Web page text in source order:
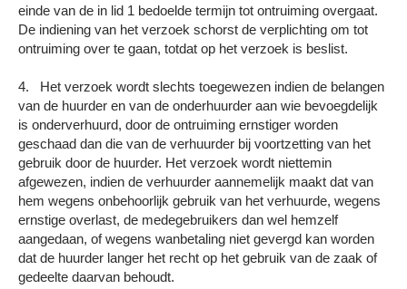
einde van de in lid 1 bedoelde termijn tot ontruiming overgaat.
De indiening van het verzoek schorst de verplichting om tot
ontruiming over te gaan, totdat op het verzoek is beslist.
4. Het verzoek wordt slechts toegewezen indien de belangen
van de huurder en van de onderhuurder aan wie bevoegdelijk
is onderverhuurd, door de ontruiming ernstiger worden
geschaad dan die van de verhuurder bij voortzetting van het
gebruik door de huurder. Het verzoek wordt niettemin
afgewezen, indien de verhuurder aannemelijk maakt dat van
hem wegens onbehoorlijk gebruik van het verhuurde, wegens
ernstige overlast, de medegebruikers dan wel hemzelf
aangedaan, of wegens wanbetaling niet gevergd kan worden
dat de huurder langer het recht op het gebruik van de zaak of
gedeelte daarvan behoudt.